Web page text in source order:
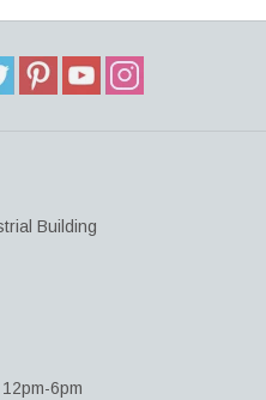
Building
6pm